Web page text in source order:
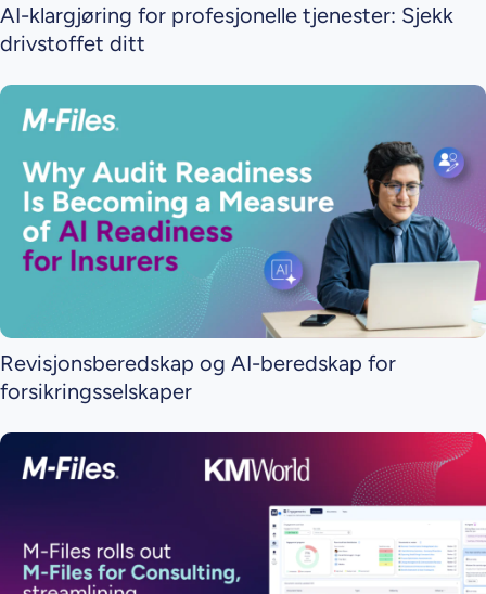
AI-klargjøring for profesjonelle tjenester: Sjekk
drivstoffet ditt
Revisjonsberedskap og AI-beredskap for
forsikringsselskaper